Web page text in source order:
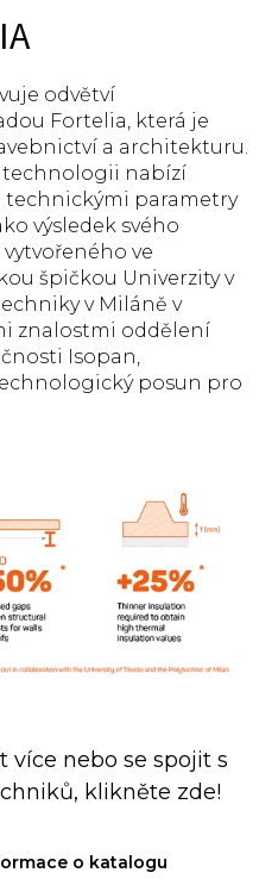
odvětví
Fortelia, která je
a architekturu.
technologii nabízí
technickými parametry
výsledek svého
ve
špičkou Univerzity v
v Miláně v
znalostmi oddělení
Isopan,
posun pro
více nebo se spojit s
klikněte zde!
o katalogu